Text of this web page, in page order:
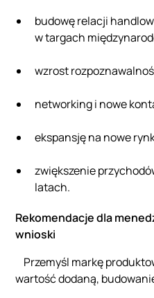
budowę relacji
w targach
wzrost
networking i nowe
ekspansję na nowe
zwiększenie
latach.
Rekomendacje dla
wnioski
Przemyśl markę
wartość dodaną,